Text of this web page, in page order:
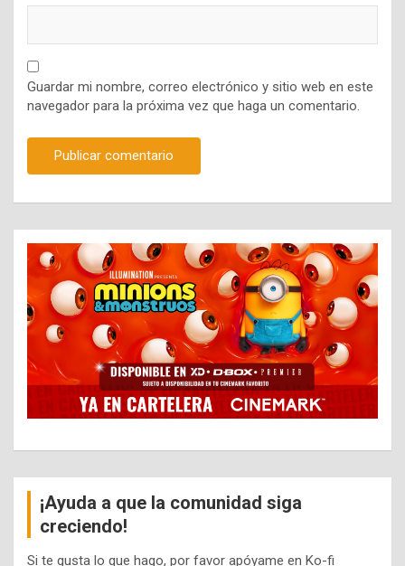
Guardar mi nombre, correo electrónico y sitio web en este
navegador para la próxima vez que haga un comentario.
¡Ayuda a que la comunidad siga
creciendo!
Si te gusta lo que hago, por favor apóyame en Ko-fi